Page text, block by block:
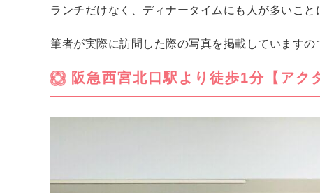
ランチだけなく、ディナータイムにも人が多いこと
筆者が実際に訪問した際の写真を掲載しています
阪急西宮北口駅より徒歩1分【アク